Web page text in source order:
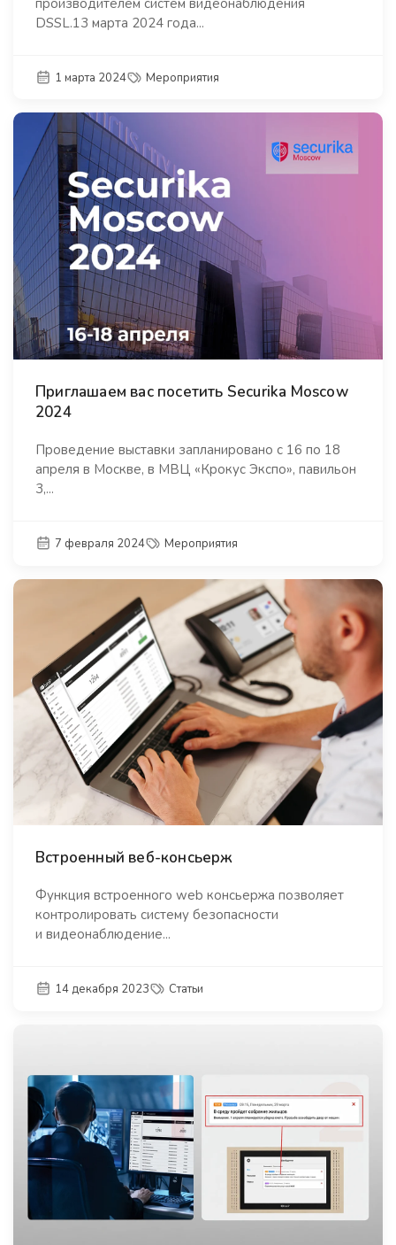
DSSL.13 марта 2024 года...
1 марта 2024 Мероприятия
Приглашаем вас посетить Securika Moscow
2024
Проведение выставки запланировано с 16 по 18
апреля в Москве, в МВЦ «Крокус Экспо», павильон
3,...
7 февраля 2024 Мероприятия
Встроенный веб-консьерж
Функция встроенного web консьержа позволяет
контролировать систему безопасности
и видеонаблюдение...
14 декабря 2023 Статьи